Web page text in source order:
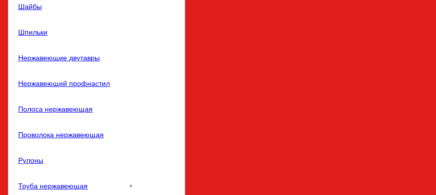
Шайбы
Шпильки
Нержавеющие двутавры
Нержавеющий профнастил
Полоса нержавеющая
Проволока нержавеющая
Рулоны
Труба нержавеющая